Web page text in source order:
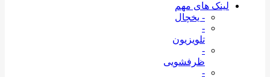
لینک های مهم
- یخچال
-
تلویزیون
-
ظرفشویی
-